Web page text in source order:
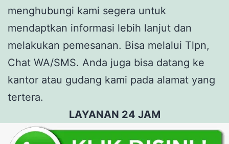
menghubungi kami segera untuk
mendaptkan informasi lebih lanjut dan
melakukan pemesanan. Bisa melalui Tlpn,
Chat WA/SMS. Anda juga bisa datang ke
kantor atau gudang kami pada alamat yang
tertera.
LAYANAN 24 JAM